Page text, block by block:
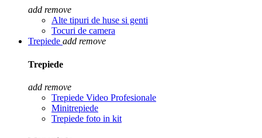
add remove
Alte tipuri de huse si genti
Tocuri de camera
Trepiede add remove
Trepiede
add remove
Trepiede Video Profesionale
Minitrepiede
Trepiede foto in kit